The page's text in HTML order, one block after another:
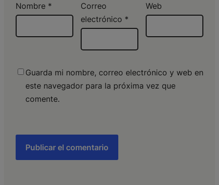
Nombre *
Correo
electrónico *
Web
Guarda mi nombre, correo electrónico y web en
este navegador para la próxima vez que
comente.